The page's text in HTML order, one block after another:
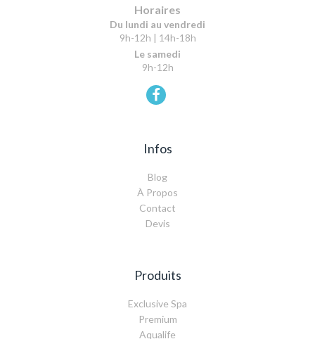
Horaires
Du lundi au vendredi
9h-12h | 14h-18h
Le samedi
9h-12h
Infos
Blog
À Propos
Contact
Devis
Produits
Exclusive Spa
Premium
Aqualife